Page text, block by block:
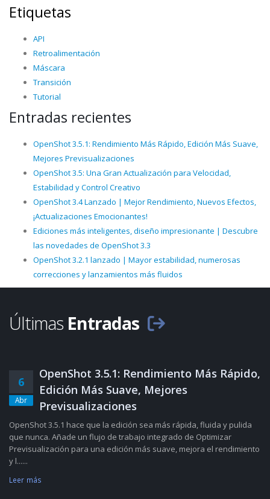
Etiquetas
API
Retroalimentación
Máscara
Transición
Tutorial
Entradas recientes
OpenShot 3.5.1: Rendimiento Más Rápido, Edición Más Suave,
Mejores Previsualizaciones
OpenShot 3.5: Una Gran Actualización para Velocidad,
Estabilidad y Control Creativo
OpenShot 3.4 Lanzado | Mejor Rendimiento, Nuevos Efectos,
¡Actualizaciones Emocionantes!
Ediciones más inteligentes, diseño impresionante | Descubre
las novedades de OpenShot 3.3
OpenShot 3.2.1 lanzado | Mayor estabilidad, numerosas
correcciones y lanzamientos más fluidos
Últimas Entradas
6
Abr
OpenShot 3.5.1: Rendimiento Más Rápido,
Edición Más Suave, Mejores
Previsualizaciones
OpenShot 3.5.1 hace que la edición sea más rápida, fluida y pulida
que nunca. Añade un flujo de trabajo integrado de Optimizar
Previsualización para una edición más suave, mejora el rendimiento
y l......
Leer más